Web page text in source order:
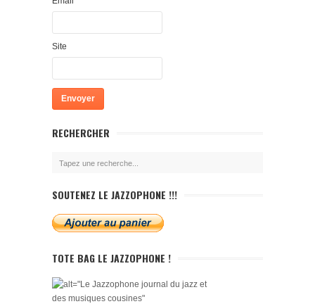
Site
RECHERCHER
SOUTENEZ LE JAZZOPHONE !!!
TOTE BAG LE JAZZOPHONE !